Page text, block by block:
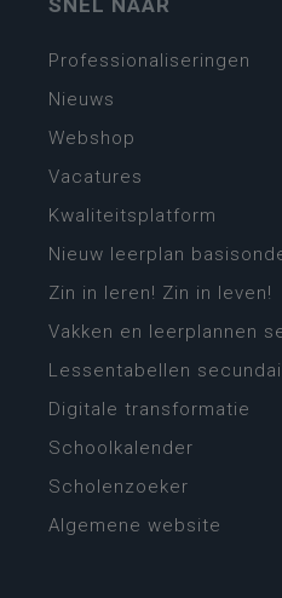
SNEL NAAR
Professionaliseringen
Nieuws
Webshop
Vacatures
Kwaliteitsplatform
Nieuw leerplan
Zin in leren! Zin in leven!
Vakken en leerplannen
Lessentabellen
Digitale transformatie
Schoolkalender
Scholenzoeker
Algemene website